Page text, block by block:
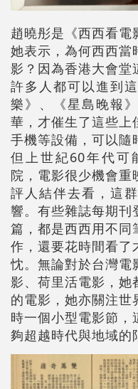
趙曉彤是《西西看電
她表示，為何西西當
影？因為香港大會堂
許多人都可以進到
樂》、《星島晚報
華，才催生了這些上
手機等設備，可以隨
但上世紀60年代可
院，電影很少機會重
評人結伴去看，這
響。有些雜誌每期刊
篇，都是西西用不同
作，還要花時間看了
忱。無論對於台灣電
影、荷里活電影，她
的電影，她亦關注世
時一個小型電影節
夠超越時代與地域的